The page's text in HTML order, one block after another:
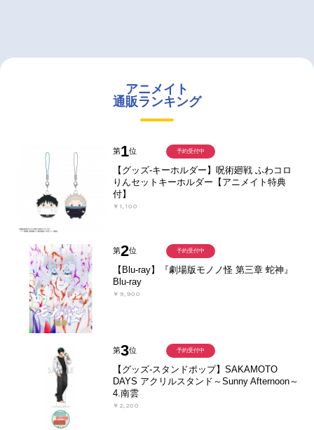
アニメイト
通販ランキング
第1位
【グッズ-キーホルダー】呪術廻戦 ふわコロ
りんセットキーホルダー【アニメイト特典
付】
￥1,100
予約受付中
第2位
【Blu-ray】『劇場版モノノ怪 第三章 蛇神』
Blu-ray
￥9,900
予約受付中
第3位
【グッズ-スタンドポップ】SAKAMOTO
DAYS アクリルスタンド～Sunny Afternoon～
4.南雲
￥2,200
予約受付中